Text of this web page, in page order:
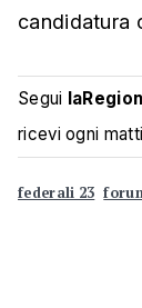
candidatura
Segui
ricevi ogni
federali 23